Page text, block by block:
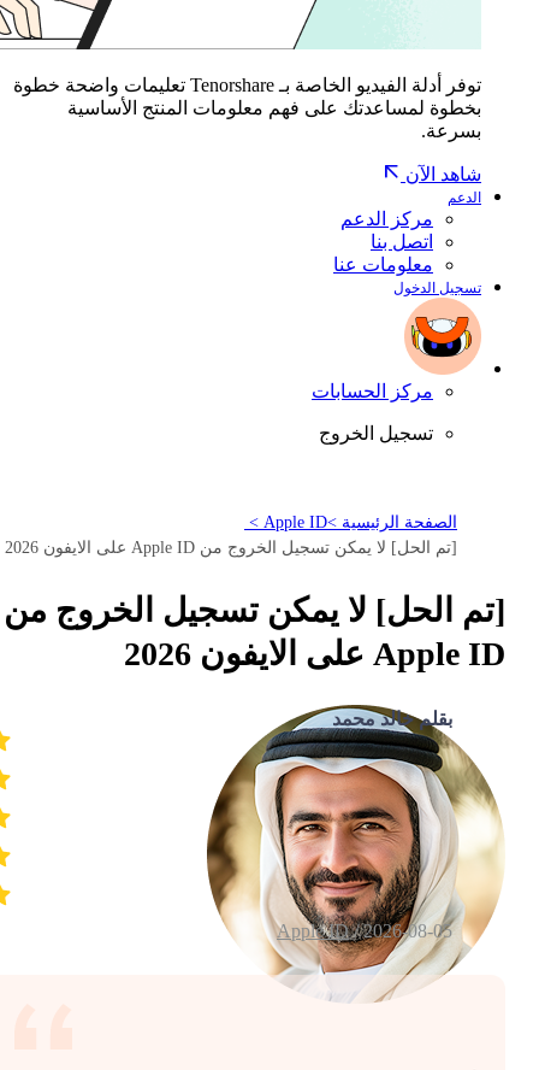
توفر أدلة الفيديو الخاصة بـ Tenorshare تعليمات واضحة خطوة
بخطوة لمساعدتك على فهم معلومات المنتج الأساسية
بسرعة.
شاهد الآن
الدعم
مركز الدعم
اتصل بنا
معلومات عنا
تسجيل الدخول
مركز الحسابات
تسجيل الخروج
الصفحة الرئيسية >Apple ID >
[تم الحل] لا يمكن تسجيل الخروج من Apple ID على الايفون 2026
[تم الحل] لا يمكن تسجيل الخروج من
Apple ID على الايفون 2026
بقلم خالد محمد
2026-08-05 /
Apple ID